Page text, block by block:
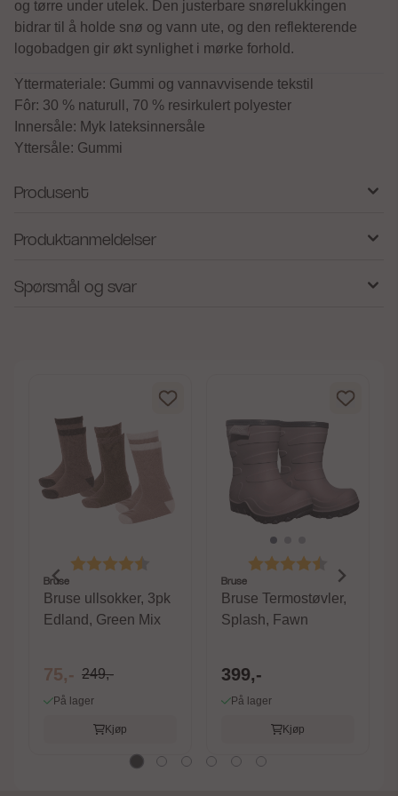
og tørre under utelek. Den justerbare snørelukkingen
bidrar til å holde snø og vann ute, og den reflekterende
logobadgen gir økt synlighet i mørke forhold.
Yttermateriale: Gummi og vannavvisende tekstil
Fôr: 30 % naturull, 70 % resirkulert polyester
Innersåle: Myk lateksinnersåle
Yttersåle: Gummi
Produsent
Produktanmeldelser
Spørsmål og svar
Karakter:
Bruse
Bruse ullsokker, 3pk
Edland, Green Mix
75,- 249,-
På lager
Kjøp
Karakter:
Bruse
Bruse Termostøvler,
Splash, Fawn
399,-
På lager
Kjøp